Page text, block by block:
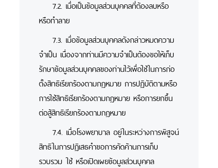
7.2. เมื่อเป็นข้อมูลส่วนบุคคลที่ต้องลบหรือ
หรือทำลาย
7.3. เมื่อข้อมูลส่วนบุคคลดังกล่าวหมดความ
จำเป็น เนื่องจากท่านมีความจำเป็นต้องขอให้เก็บ
รักษาข้อมูลส่วนบุคคลของท่านไว้เพื่อใช้ในการก่อ
ตั้งสิทธิเรียกร้องตามกฎหมาย การปฏิบัติตามหรือ
การใช้สิทธิเรียกร้องตามกฎหมาย หรือการยกขึ้น
ต่อสู้สิทธิเรียกร้องตามกฎหมาย
7.4. เมื่อโรงพยาบาล อยู่ในระหว่างการพิสูจน์
สิทธิในการปฏิเสธคำขอการคัดค้านการเก็บ
รวบรวม ใช้ หรือเปิดเผยข้อมูลส่วนบุคคล